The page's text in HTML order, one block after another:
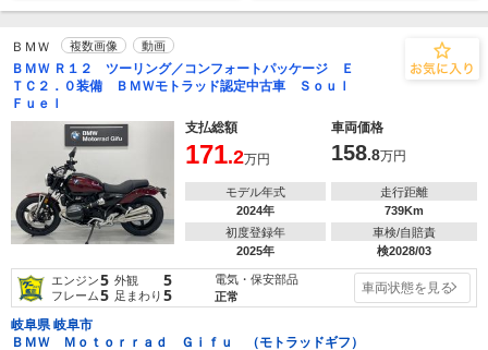
ＢＭＷ 複数画像 動画
ＢＭＷ Ｒ１２ ツーリング／コンフォートパッケージ Ｅ
ＴＣ２．０装備 ＢＭＷモトラッド認定中古車 Ｓｏｕｌ
Ｆｕｅｌ
支払総額
車両価格
171.2万円 158.8万円
モデル年式
2024年
走行距離
739Km
初度登録年
2025年
車検/自賠責
検2028/03
エンジン5 外観 5
フレーム5 足まわり 5
電気・保安部品
正常
車両状態を見る
岐阜県 岐阜市
ＢＭＷ Ｍｏｔｏｒｒａｄ Ｇｉｆｕ （モトラッドギフ）